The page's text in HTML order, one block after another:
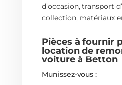
d’occasion, transport
collection, matériaux
Pièces à fournir
location de
voiture à Betton
Munissez-vous :